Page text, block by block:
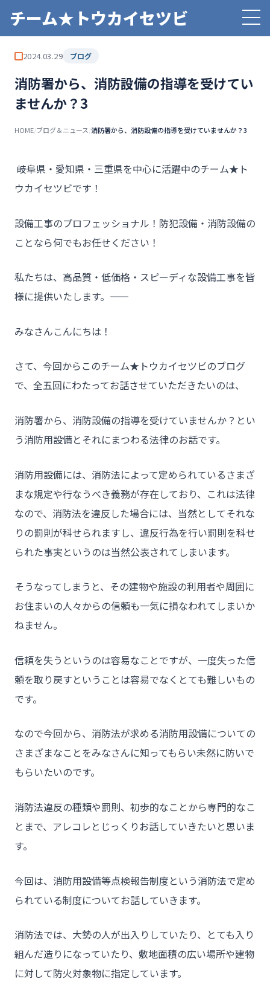
チーム★トウカイセツビ
2024.03.29 ブログ
消防署から、消防設備の指導を受けてい
ませんか？3
HOME/ブログ＆ニュース/消防署から、消防設備の指導を受けていませんか？3
――岐阜県・愛知県・三重県を中心に活躍中のチーム★ト
ウカイセツビです！
設備工事のプロフェッショナル！防犯設備・消防設備の
ことなら何でもお任せください！
私たちは、高品質・低価格・スピーディな設備工事を皆
様に提供いたします。――
みなさんこんにちは！
さて、今回からこのチーム★トウカイセツビのブログ
で、全五回にわたってお話させていただきたいのは、
消防署から、消防設備の指導を受けていませんか？とい
う消防用設備とそれにまつわる法律のお話です。
消防用設備には、消防法によって定められているさまざ
まな規定や行なうべき義務が存在しており、これは法律
なので、消防法を違反した場合には、当然としてそれな
りの罰則が科せられますし、違反行為を行い罰則を科せ
られた事実というのは当然公表されてしまいます。
そうなってしまうと、その建物や施設の利用者や周囲に
お住まいの人々からの信頼も一気に損なわれてしまいか
ねません。
信頼を失うというのは容易なことですが、一度失った信
頼を取り戻すということは容易でなくとても難しいもの
です。
なので今回から、消防法が求める消防用設備についての
さまざまなことをみなさんに知ってもらい未然に防いで
もらいたいのです。
消防法違反の種類や罰則、初歩的なことから専門的なこ
とまで、アレコレとじっくりお話していきたいと思いま
す。
今回は、消防用設備等点検報告制度という消防法で定め
られている制度についてお話していきます。
消防法では、大勢の人が出入りしていたり、とても入り
組んだ造りになっていたり、敷地面積の広い場所や建物
に対して防火対象物に指定しています。